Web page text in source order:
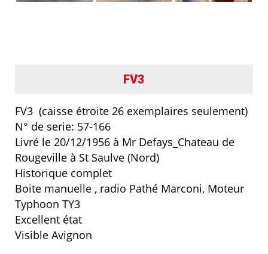
FV3
FV3 (caisse étroite 26 exemplaires seulement)
N° de serie: 57-166
Livré le 20/12/1956 à Mr Defays_Chateau de
Rougeville à St Saulve (Nord)
Historique complet
Boite manuelle , radio Pathé Marconi, Moteur
Typhoon TY3
Excellent état
Visible Avignon